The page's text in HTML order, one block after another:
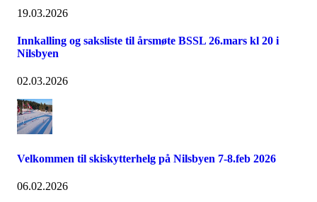
19.03.2026
Innkalling og saksliste til årsmøte BSSL 26.mars kl 20 i
Nilsbyen
02.03.2026
Velkommen til skiskytterhelg på Nilsbyen 7-8.feb 2026
06.02.2026